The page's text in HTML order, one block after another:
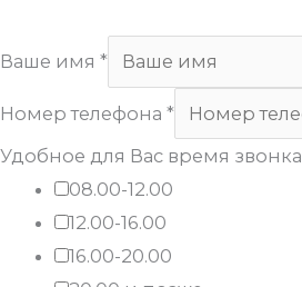
Ваше имя *
Номер телефона *
Удобное для Вас время звонка
08.00-12.00
12.00-16.00
16.00-20.00